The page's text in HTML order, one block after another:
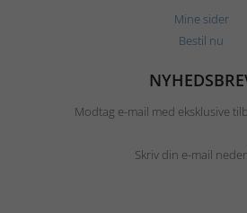
Mine sider
Bestil nu
Modtag e-mail med eksklusive
Skriv din e-mail